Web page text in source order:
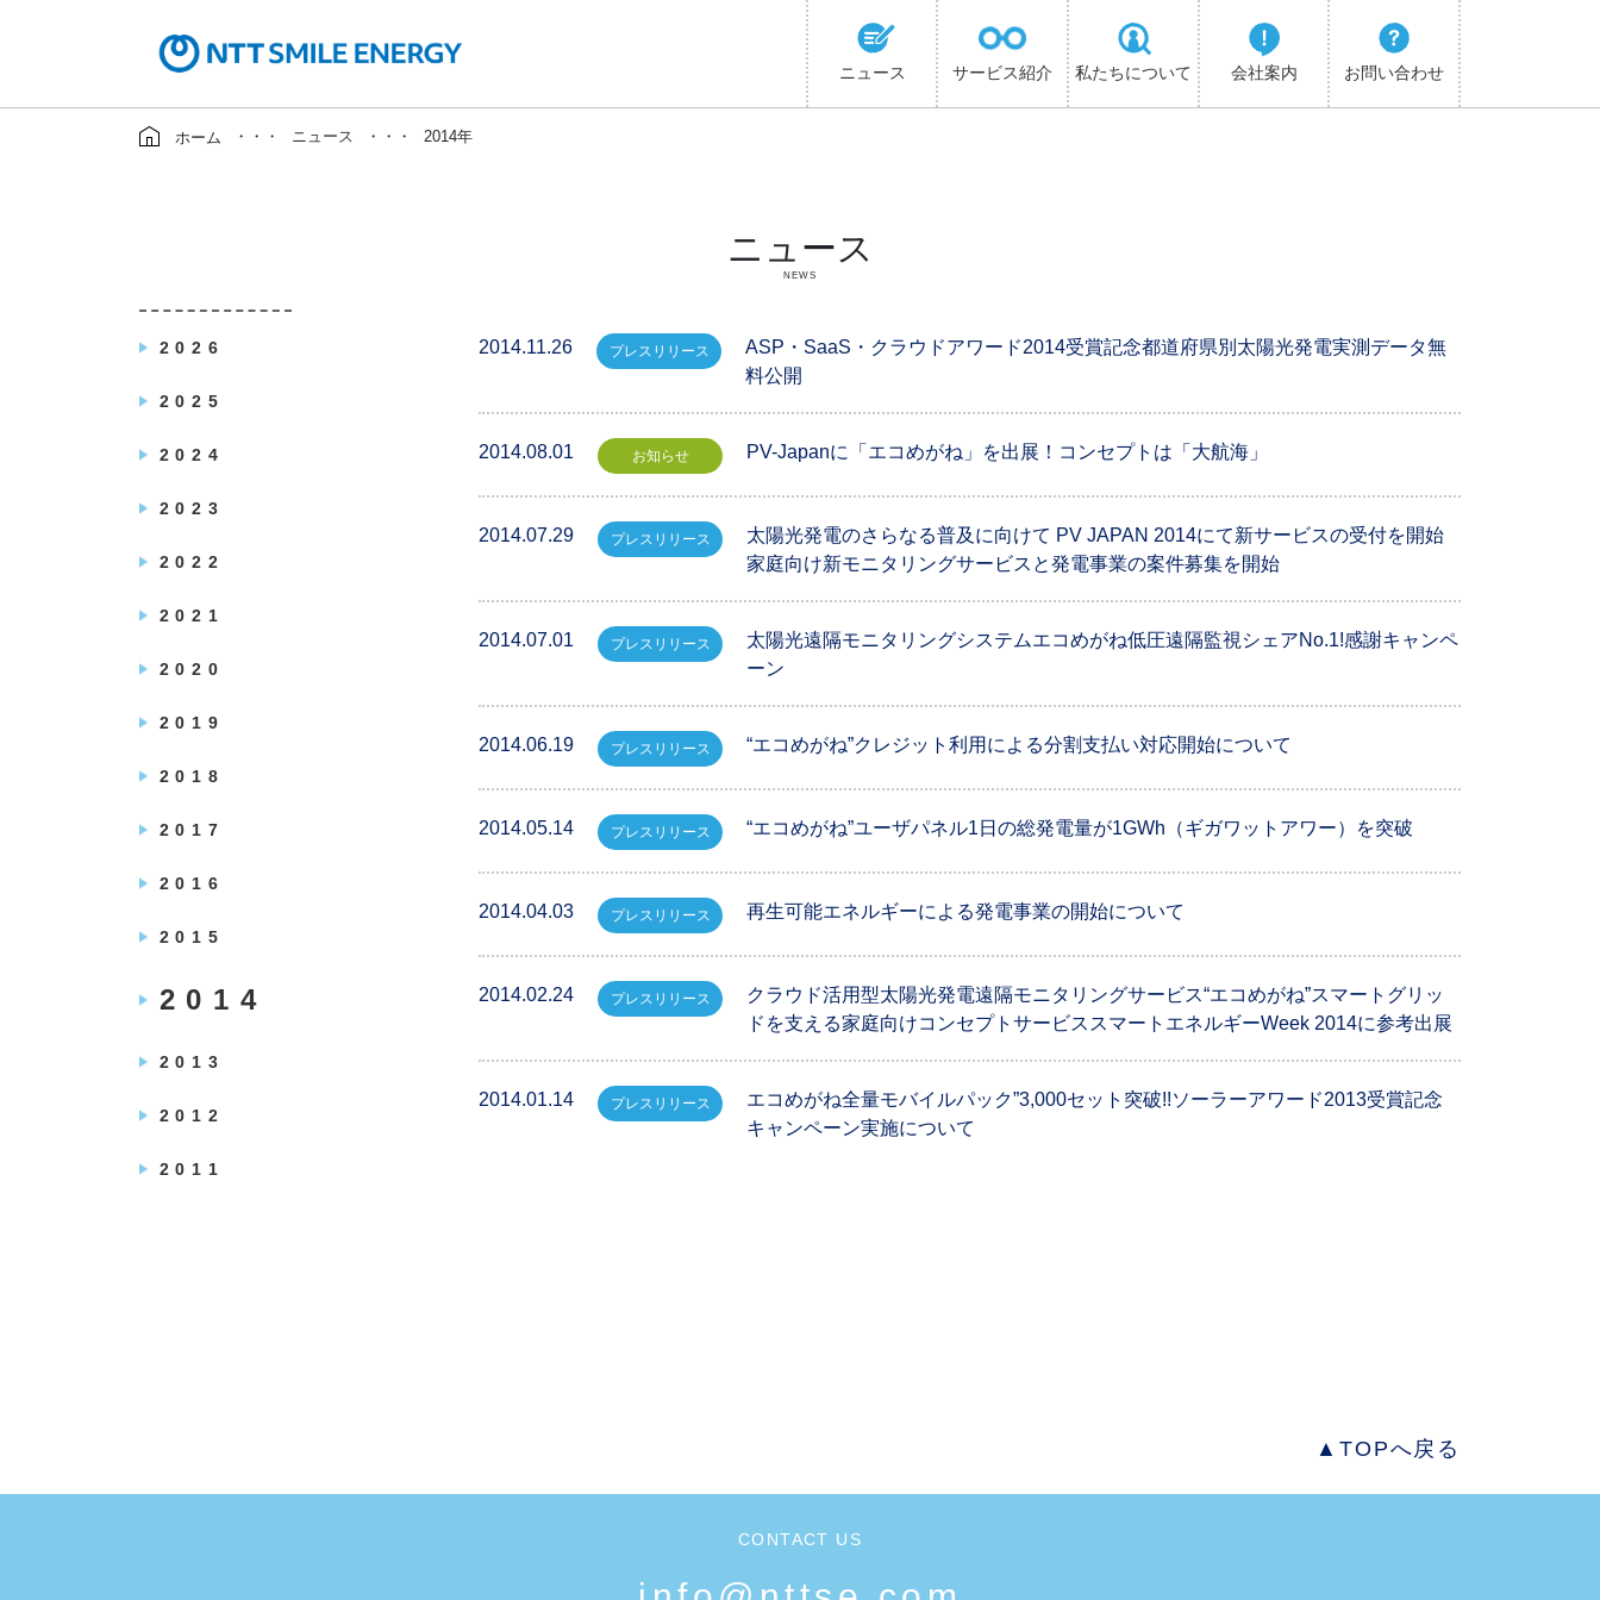
ニュース サービス紹介 私たちについて 会社案内 お問い合わせ
ホーム ・・・ ニュース ・・・ 2014年
ニュース
NEWS
2026
2025
2024
2023
2022
2021
2020
2019
2018
2017
2016
2015
2014
2013
2012
2011
2014.11.26 プレスリリース
ASP・SaaS・クラウドアワード2014受賞記念都道府県別太陽光発電実測データ無
料公開
2014.08.01 お知らせ PV-Japanに「エコめがね」を出展！コンセプトは「大航海」
2014.07.29 プレスリリース
太陽光発電のさらなる普及に向けて PV JAPAN 2014にて新サービスの受付を開始
家庭向け新モニタリングサービスと発電事業の案件募集を開始
2014.07.01 プレスリリース
太陽光遠隔モニタリングシステムエコめがね低圧遠隔監視シェアNo.1!感謝キャンペ
ーン
2014.06.19 プレスリリース “エコめがね”クレジット利用による分割支払い対応開始について
2014.05.14 プレスリリース “エコめがね”ユーザパネル1日の総発電量が1GWh（ギガワットアワー）を突破
2014.04.03 プレスリリース 再生可能エネルギーによる発電事業の開始について
2014.02.24 プレスリリース
クラウド活用型太陽光発電遠隔モニタリングサービス“エコめがね”スマートグリッ
ドを支える家庭向けコンセプトサービススマートエネルギーWeek 2014に参考出展
2014.01.14 プレスリリース
エコめがね全量モバイルパック”3,000セット突破!!ソーラーアワード2013受賞記念
キャンペーン実施について
▲TOPへ戻る
CONTACT US